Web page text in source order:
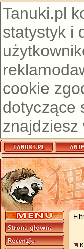
Tanuki.pl
statystyk i
cookie
dotyczące
znajdziesz